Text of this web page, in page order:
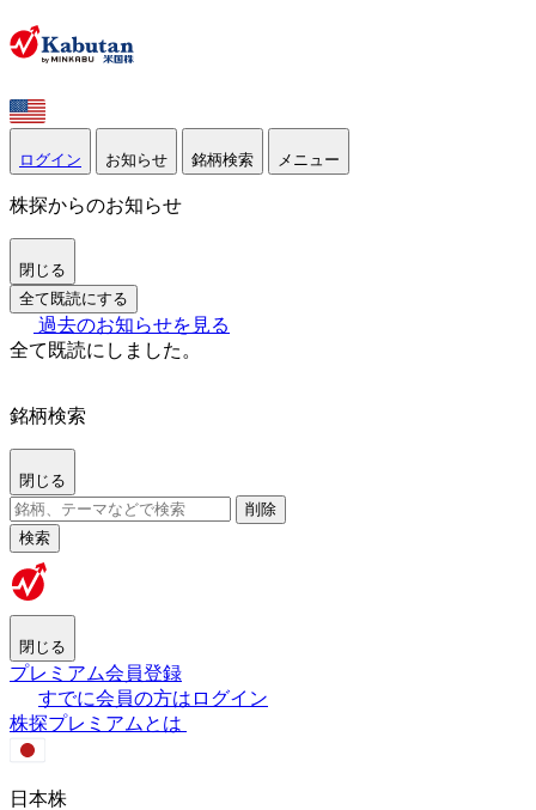
ログイン お知らせ 銘柄検索 メニュー
株探からのお知らせ
閉じる
全て既読にする
過去のお知らせを見る
全て既読にしました。
銘柄検索
閉じる
削除
検索
閉じる
プレミアム会員登録
すでに会員の方はログイン
株探プレミアムとは
日本株